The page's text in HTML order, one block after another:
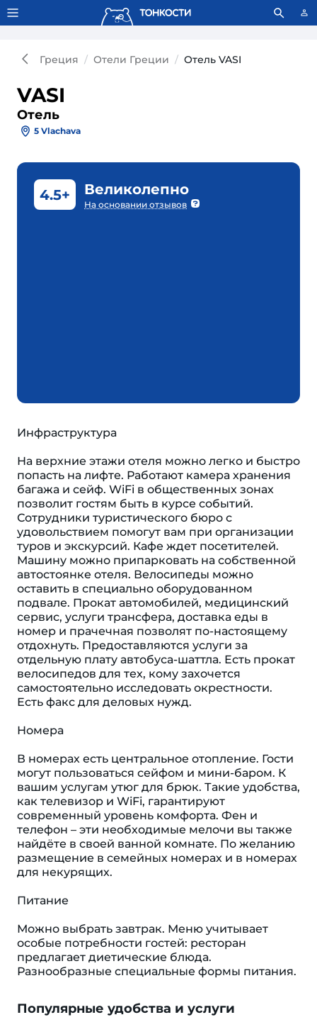
Тонкости используют сookie-файлы. Что это значит?
Греция Отели Греции Отель VASI
VASI
Отель
5 Vlachava
4.5+ Великолепно
На основании отзывов
Инфраструктура
На верхние этажи отеля можно легко и быстро
попасть на лифте. Работают камера хранения
багажа и сейф. WiFi в общественных зонах
позволит гостям быть в курсе событий.
Сотрудники туристического бюро с
удовольствием помогут вам при организации
туров и экскурсий. Кафе ждет посетителей.
Машину можно припарковать на собственной
автостоянке отеля. Велосипеды можно
оставить в специально оборудованном
подвале. Прокат автомобилей, медицинский
сервис, услуги трансфера, доставка еды в
номер и прачечная позволят по-настоящему
отдохнуть. Предоставляются услуги за
отдельную плату автобуса-шаттла. Есть прокат
велосипедов для тех, кому захочется
самостоятельно исследовать окрестности.
Есть факс для деловых нужд.
Номера
В номерах есть центральное отопление. Гости
могут пользоваться сейфом и мини-баром. К
вашим услугам утюг для брюк. Такие удобства,
как телевизор и WiFi, гарантируют
современный уровень комфорта. Фен и
телефон – эти необходимые мелочи вы также
найдёте в своей ванной комнате. По желанию
размещение в семейных номерах и в номерах
для некурящих.
Питание
Можно выбрать завтрак. Меню учитывает
особые потребности гостей: ресторан
предлагает диетические блюда.
Разнообразные специальные формы питания.
Популярные удобства и услуги